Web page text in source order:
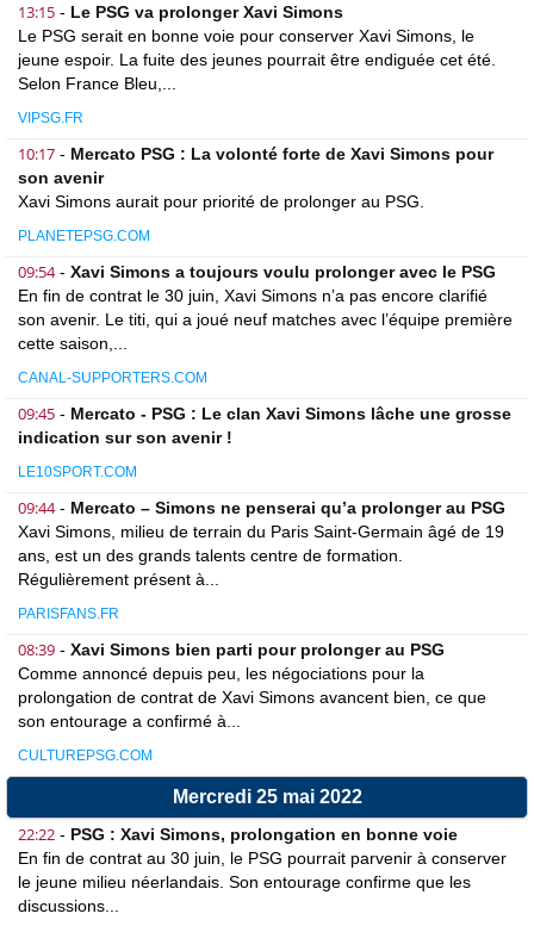
13:15 - Le PSG va prolonger Xavi Simons
Le PSG serait en bonne voie pour conserver Xavi Simons, le
jeune espoir. La fuite des jeunes pourrait être endiguée cet été.
Selon France Bleu,...
VIPSG.FR
10:17 - Mercato PSG : La volonté forte de Xavi Simons pour
son avenir
Xavi Simons aurait pour priorité de prolonger au PSG.
PLANETEPSG.COM
09:54- Xavi Simons a toujours voulu prolonger avec le PSG
En fin de contrat le 30 juin, Xavi Simons n’a pas encore clarifié
son avenir. Le titi, qui a joué neuf matches avec l’équipe première
cette saison,...
CANAL-SUPPORTERS.COM
09:45 - Mercato - PSG : Le clan Xavi Simons lâche une grosse
indication sur son avenir !
LE10SPORT.COM
09:44- Mercato – Simons ne penserai qu’a prolonger au PSG
Xavi Simons, milieu de terrain du Paris Saint-Germain âgé de 19
ans, est un des grands talents centre de formation.
Régulièrement présent à...
PARISFANS.FR
08:39 - Xavi Simons bien parti pour prolonger au PSG
Comme annoncé depuis peu, les négociations pour la
prolongation de contrat de Xavi Simons avancent bien, ce que
son entourage a confirmé à...
CULTUREPSG.COM
Mercredi 25 mai 2022
22:22 - PSG : Xavi Simons, prolongation en bonne voie
En fin de contrat au 30 juin, le PSG pourrait parvenir à conserver
le jeune milieu néerlandais. Son entourage confirme que les
discussions...